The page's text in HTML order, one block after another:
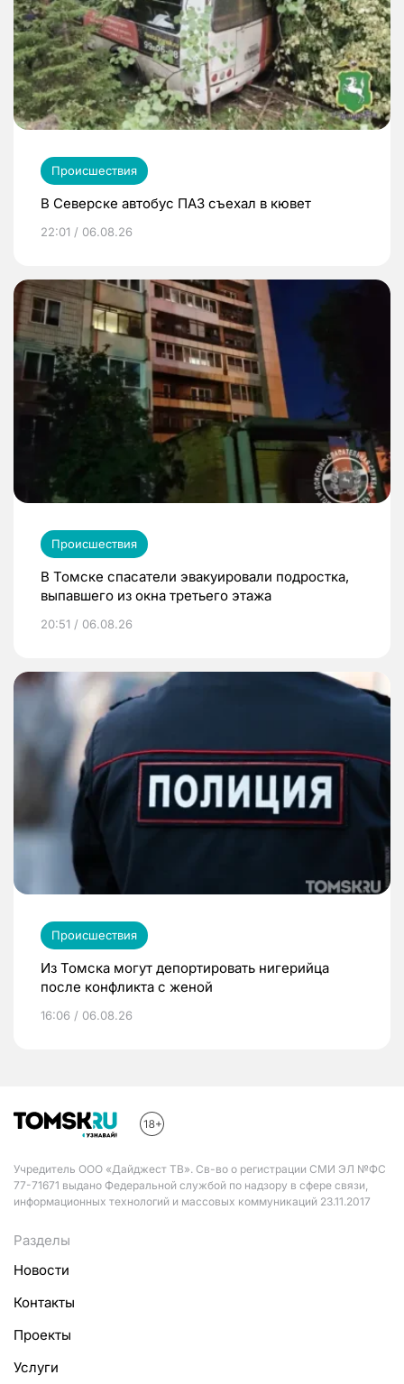
Происшествия
В Северске автобус ПАЗ съехал в кювет
22:01 / 06.08.26
Происшествия
В Томске спасатели эвакуировали подростка,
выпавшего из окна третьего этажа
20:51 / 06.08.26
Происшествия
Из Томска могут депортировать нигерийца
после конфликта с женой
16:06 / 06.08.26
Учредитель ООО «Дайджест ТВ». Св-во о регистрации СМИ ЭЛ №ФС
77-71671 выдано Федеральной службой по надзору в сфере связи,
информационных технологий и массовых коммуникаций 23.11.2017
Разделы
Новости
Контакты
Проекты
Услуги